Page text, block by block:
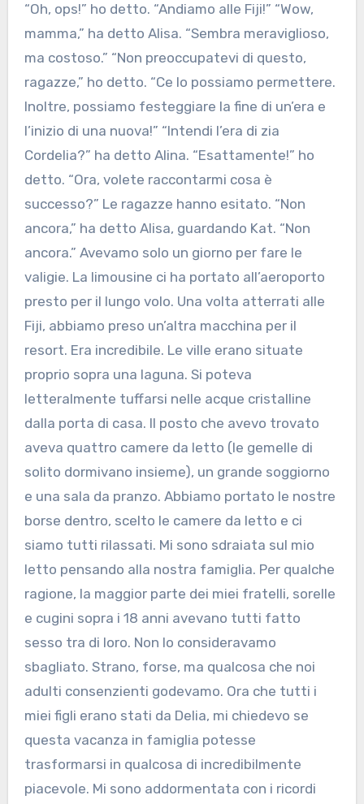
“Oh, ops!” ho detto. “Andiamo alle Fiji!” “Wow,
mamma,” ha detto Alisa. “Sembra meraviglioso,
ma costoso.” “Non preoccupatevi di questo,
ragazze,” ho detto. “Ce lo possiamo permettere.
Inoltre, possiamo festeggiare la fine di un’era e
l’inizio di una nuova!” “Intendi l’era di zia
Cordelia?” ha detto Alina. “Esattamente!” ho
detto. “Ora, volete raccontarmi cosa è
successo?” Le ragazze hanno esitato. “Non
ancora,” ha detto Alisa, guardando Kat. “Non
ancora.” Avevamo solo un giorno per fare le
valigie. La limousine ci ha portato all’aeroporto
presto per il lungo volo. Una volta atterrati alle
Fiji, abbiamo preso un’altra macchina per il
resort. Era incredibile. Le ville erano situate
proprio sopra una laguna. Si poteva
letteralmente tuffarsi nelle acque cristalline
dalla porta di casa. Il posto che avevo trovato
aveva quattro camere da letto (le gemelle di
solito dormivano insieme), un grande soggiorno
e una sala da pranzo. Abbiamo portato le nostre
borse dentro, scelto le camere da letto e ci
siamo tutti rilassati. Mi sono sdraiata sul mio
letto pensando alla nostra famiglia. Per qualche
ragione, la maggior parte dei miei fratelli, sorelle
e cugini sopra i 18 anni avevano tutti fatto
sesso tra di loro. Non lo consideravamo
sbagliato. Strano, forse, ma qualcosa che noi
adulti consenzienti godevamo. Ora che tutti i
miei figli erano stati da Delia, mi chiedevo se
questa vacanza in famiglia potesse
trasformarsi in qualcosa di incredibilmente
piacevole. Mi sono addormentata con i ricordi